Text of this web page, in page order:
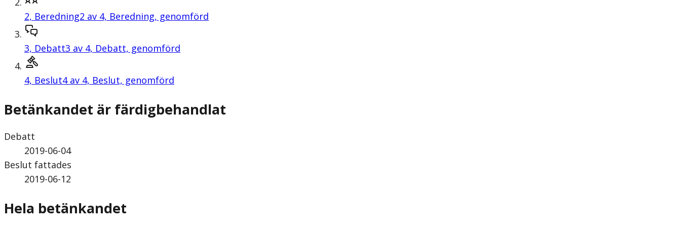
2, Beredning2 av 4, Beredning, genomförd
3, Debatt3 av 4, Debatt, genomförd
4, Beslut4 av 4, Beslut, genomförd
Betänkandet är färdigbehandlat
Debatt
2019-06-04
Beslut fattades
2019-06-12
Hela betänkandet